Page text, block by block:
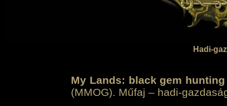
Hadi-
My Lands: black gem hunting
(MMOG). Műfaj – hadi-